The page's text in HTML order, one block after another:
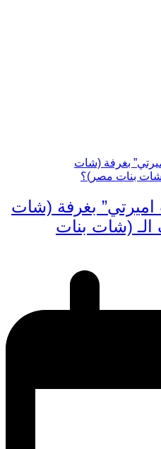
بغرفة (شات
(شات بنات